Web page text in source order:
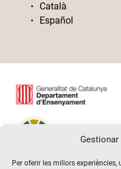
Per oferir les millors
Català
Español